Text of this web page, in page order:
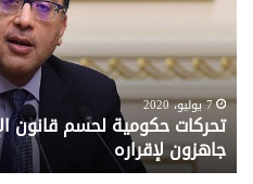
قانون
القديم..والبرلمان:
جاهزون
لإقراره
7 يوليو، 2020
تحركات حكومية لحسم قانون
جاهزون لإقراره